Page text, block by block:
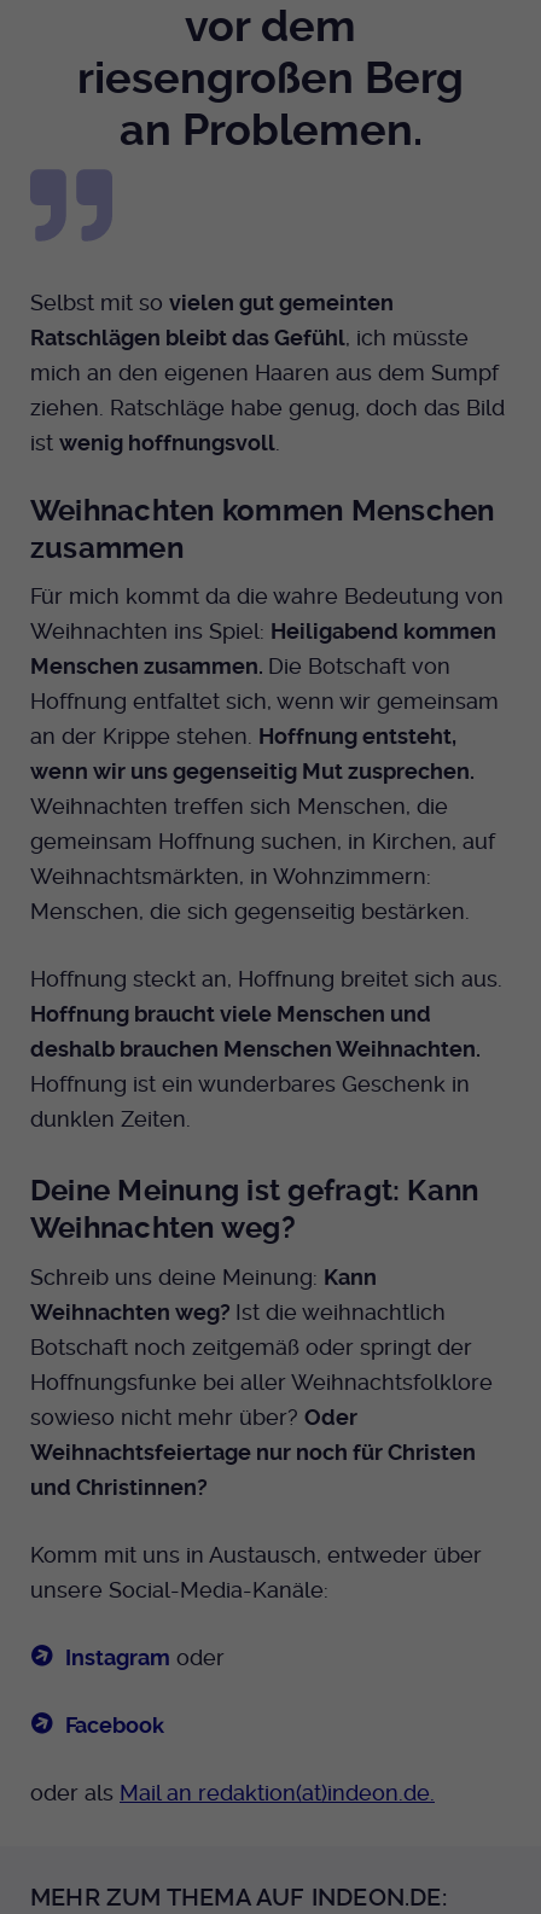
vor dem
riesengroßen Berg
an Problemen.
Selbst mit so vielen gut gemeinten
Ratschlägen bleibt das Gefühl, ich müsste
mich an den eigenen Haaren aus dem Sumpf
ziehen. Ratschläge habe genug, doch das Bild
ist wenig hoffnungsvoll
Weihnachten kommen Menschen
zusammen
Für mich kommt da die wahre Bedeutung von
Weihnachten ins Spiel: Heiligabend kommen
Menschen zusammen. Die Botschaft von
Hoffnung entfaltet sich, wenn wir gemeinsam
an der Krippe stehen. Hoffnung entsteht,
wenn wir uns gegenseitig Mut zusprechen.
Weihnachten treffen sich Menschen, die
gemeinsam Hoffnung suchen, in Kirchen, auf
Weihnachtsmärkten, in Wohnzimmern:
Menschen, die sich gegenseitig bestärken.
Hoffnung steckt an, Hoffnung breitet sich aus.
Hoffnung braucht viele Menschen und
deshalb brauchen Menschen Weihnachten.
Hoffnung ist ein wunderbares Geschenk in
dunklen Zeiten.
Deine Meinung ist gefragt: Kann
Weihnachten weg?
Schreib uns deine Meinung: Kann
Weihnachten weg? Ist die weihnachtlich
Botschaft noch zeitgemäß oder springt der
Hoffnungsfunke bei aller Weihnachtsfolklore
sowieso nicht mehr über? Oder
Weihnachtsfeiertage nur noch für Christen
und Christinnen?
Komm mit uns in Austausch, entweder über
unsere Social-Media-Kanäle:
Instagram oder
Facebook
oder als Mail an redaktion(at)indeon.de.
MEHR ZUM THEMA AUF INDEON.DE: